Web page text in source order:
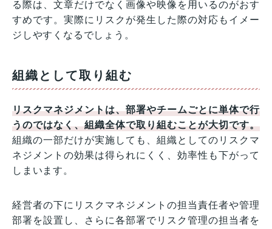
る際は、文章だけでなく画像や映像を用いるのがおす
すめです。実際にリスクが発生した際の対応もイメー
ジしやすくなるでしょう。
組織として取り組む
リスクマネジメントは、部署やチームごとに単体で行
うのではなく、組織全体で取り組むことが大切です。
組織の一部だけが実施しても、組織としてのリスクマ
ネジメントの効果は得られにくく、効率性も下がって
しまいます。
経営者の下にリスクマネジメントの担当責任者や管理
部署を設置し、さらに各部署でリスク管理の担当者を